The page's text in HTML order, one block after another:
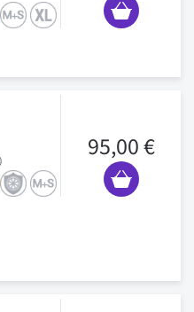
95,00 €